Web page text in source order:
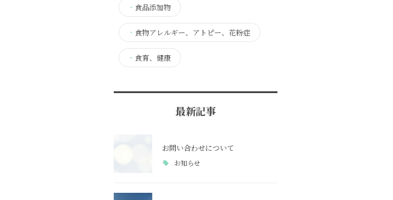
・ 食品添加物
・ 食物アレルギー、アトピー、花粉症
・ 食育、健康
最新記事
お問い合わせについて
お知らせ